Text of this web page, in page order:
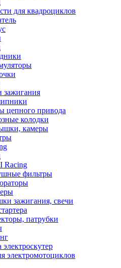
для квадроциклов
зажигания
цепного привода
колодки
камеры
Racing
фильтры
зажигания, свечи
патрубки
электроскутер
электромотоциклов